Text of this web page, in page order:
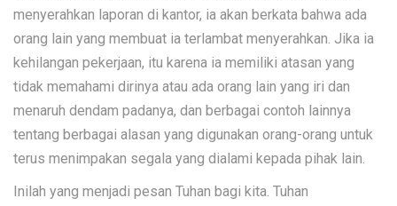
menyerahkan laporan di kantor, ia akan berkata bahwa ada
orang lain yang membuat ia terlambat menyerahkan. Jika ia
kehilangan pekerjaan, itu karena ia memiliki atasan yang
tidak memahami dirinya atau ada orang lain yang iri dan
menaruh dendam padanya, dan berbagai contoh lainnya
tentang berbagai alasan yang digunakan orang-orang untuk
terus menimpakan segala yang dialami kepada pihak lain.
Inilah yang menjadi pesan Tuhan bagi kita. Tuhan